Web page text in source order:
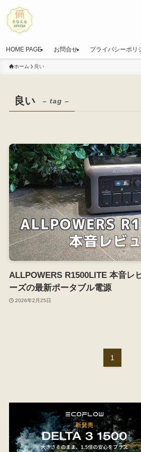
HOME PAGE お問合せ プライバシーポリ
ホーム 良い
良い – tag –
ALLPOWERS R1500LITE 本音レ
ーズの最新ポータブル電源
2026年2月25日
1